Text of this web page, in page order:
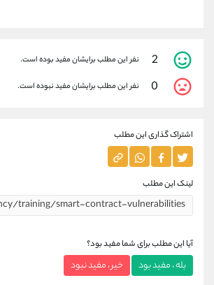
2 نفر این مطلب برایشان مفید بوده است.
0 نفر این مطلب برایشان مفید نبوده است.
اشتراک گذاری این مطلب
لینک این مطلب
آیا این مطلب برای شما مفید بود؟
بله ، مفید بود خیر ، مفید نبود